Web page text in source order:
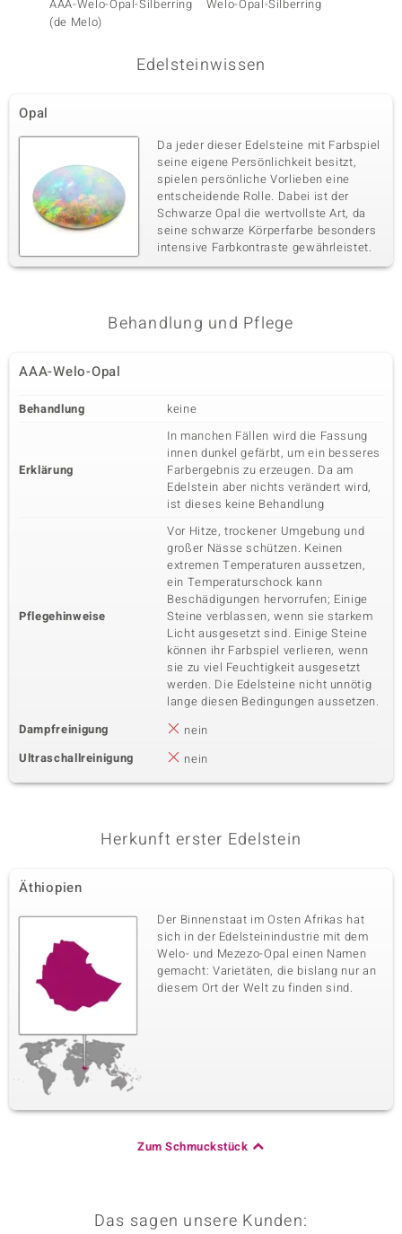
AAA-Welo-Opal-Silberring
(de Melo)
Welo-Opal-Silberring
Edelsteinwissen
Opal
Da jeder dieser Edelsteine mit Farbspiel
seine eigene Persönlichkeit besitzt,
spielen persönliche Vorlieben eine
entscheidende Rolle. Dabei ist der
Schwarze Opal die wertvollste Art, da
seine schwarze Körperfarbe besonders
intensive Farbkontraste gewährleistet.
Behandlung und Pflege
AAA-Welo-Opal
Behandlung keine
Erklärung
In manchen Fällen wird die Fassung
innen dunkel gefärbt, um ein besseres
Farbergebnis zu erzeugen. Da am
Edelstein aber nichts verändert wird,
ist dieses keine Behandlung
Pflegehinweise
Vor Hitze, trockener Umgebung und
großer Nässe schützen. Keinen
extremen Temperaturen aussetzen,
ein Temperaturschock kann
Beschädigungen hervorrufen; Einige
Steine verblassen, wenn sie starkem
Licht ausgesetzt sind. Einige Steine
können ihr Farbspiel verlieren, wenn
sie zu viel Feuchtigkeit ausgesetzt
werden. Die Edelsteine nicht unnötig
lange diesen Bedingungen aussetzen.
Dampfreinigung
nein
Ultraschallreinigung
nein
Herkunft erster Edelstein
Äthiopien
Der Binnenstaat im Osten Afrikas hat
sich in der Edelsteinindustrie mit dem
Welo- und Mezezo-Opal einen Namen
gemacht: Varietäten, die bislang nur an
diesem Ort der Welt zu finden sind.
Zum Schmuckstück
Das sagen unsere Kunden: